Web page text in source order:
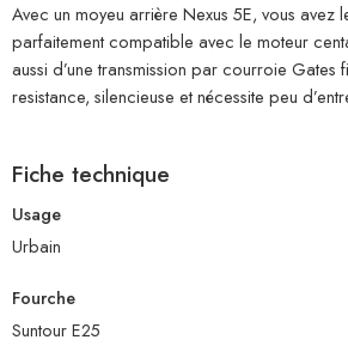
Avec un moyeu arrière Nexus 5E, vous avez
parfaitement compatible avec le moteur
aussi d’une transmission par courroie
resistance, silencieuse et nécessite peu
Fiche technique
Usage
Urbain
Fourche
Suntour E25